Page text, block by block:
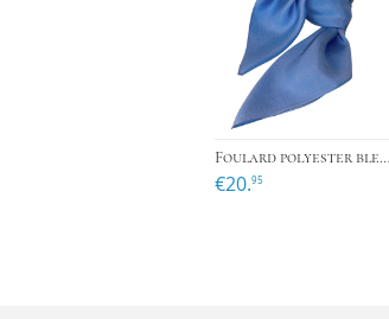
Foulard polyester bleu - carré
€20.95